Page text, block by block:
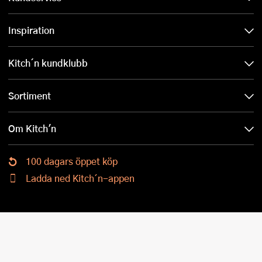
Inspiration
Kitch´n kundklubb
Sortiment
Om Kitch'n
100 dagars öppet köp
Ladda ned Kitch´n-appen